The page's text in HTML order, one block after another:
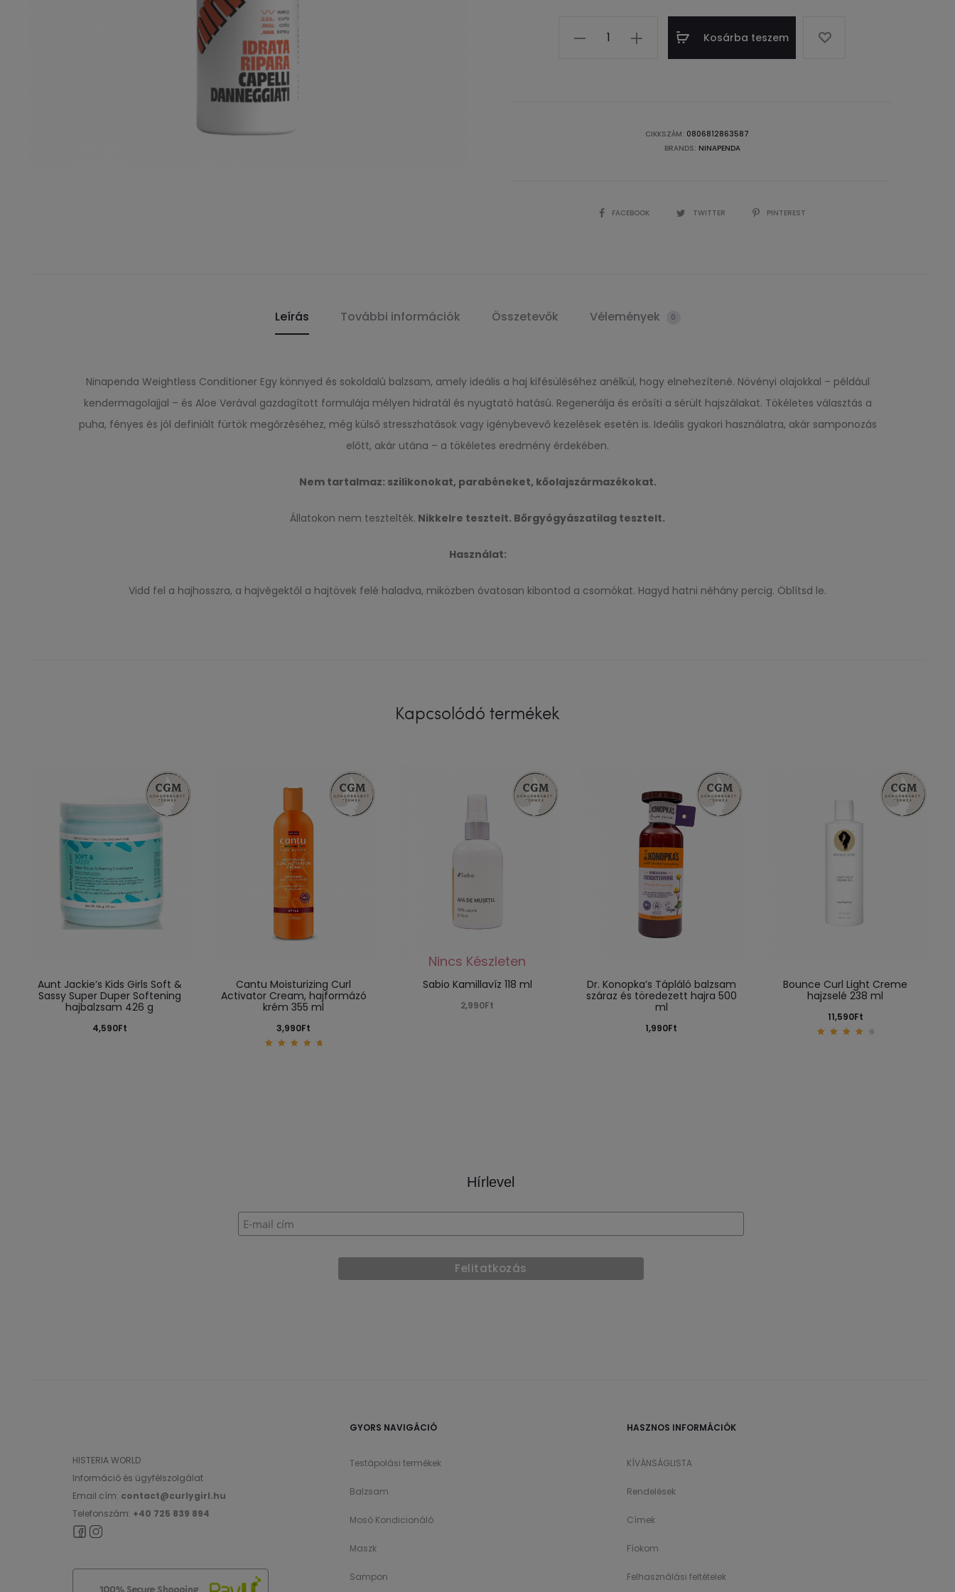
Mennyiség Kosárba teszem
CIKKSZÁM: 0806812863587
BRANDS: NINAPENDA
SHAREFACEBOOK TWITTER PINTEREST
Leírás További információk Összetevők Vélemények 0
Ninapenda Weightless Conditioner Egy könnyed és sokoldalú balzsam, amely ideális a haj kifésüléséhez anélkül, hogy elnehezítené. Növényi olajokkal – például
kendermagolajjal – és Aloe Verával gazdagított formulája mélyen hidratál és nyugtató hatású. Regenerálja és erősíti a sérült hajszálakat. Tökéletes választás a
puha, fényes és jól definiált fürtök megőrzéséhez, még külső stresszhatások vagy igénybevevő kezelések esetén is. Ideális gyakori használatra, akár samponozás
előtt, akár utána – a tökéletes eredmény érdekében.
Nem tartalmaz: szilikonokat, parabéneket, kőolajszármazékokat.
Állatokon nem tesztelték. Nikkelre tesztelt. Bőrgyógyászatilag tesztelt.
Használat:
Vidd fel a hajhosszra, a hajvégektől a hajtövek felé haladva, miközben óvatosan kibontod a csomókat. Hagyd hatni néhány percig. Öblítsd le.
Kapcsolódó termékek
Aunt Jackie’s Kids Girls Soft &
Sassy Super Duper Softening
hajbalzsam 426 g
4,590Ft
Cantu Moisturizing Curl
Activator Cream, hajformázó
krém 355 ml
3,990Ft
Sabio Kamillavíz 118 ml
2,990Ft
Dr. Konopka’s Tápláló balzsam
száraz és töredezett hajra 500
ml
1,990Ft
Bounce Curl Light Creme
hajzselé 238 ml
11,590Ft
Hírlevel
HISTERIA WORLD
Információ és ügyfélszolgálat
Email cím: contact@curlygirl.hu
Telefonszám: +40 725 839 894
GYORS NAVIGÁCIÓ
Testápolási termékek
Balzsam
Mosó Kondicionáló
Maszk
Sampon
HASZNOS INFORMÁCIÓK
KÍVÁNSÁGLISTA
Rendelések
Címek
Fíokom
Felhasználási feltételek